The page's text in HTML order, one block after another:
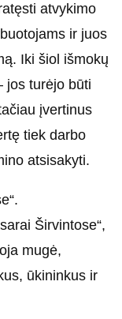
atvykimo
ir juos
Iki šiol išmokų
jos turėjo būti
įvertinus
tiek darbo
atsisakyti.
Širvintose“,
mugė,
ūkininkus ir